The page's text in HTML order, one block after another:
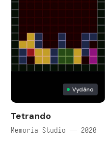
Vydáno
Tetrando
Memoria Studio — 2020